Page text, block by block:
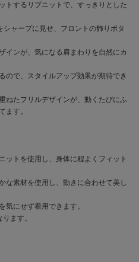
トするリブニットで、すっきりとした
シャープに見せ、フロントの飾りボタ
インが、気になる肩まわりを自然にカ
ので、スタイルアップ効果が期待でき
ねたフリルデザインが、動くたびにふ
ます。
ットを使用し、身体に程よくフィット
な素材を使用し、動きに合わせて美し
気にせず着用できます。
ます。